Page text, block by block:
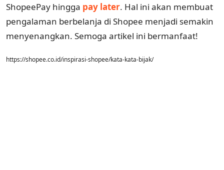
ShopeePay hingga pay later. Hal ini akan membuat
pengalaman berbelanja di Shopee menjadi semakin
menyenangkan. Semoga artikel ini bermanfaat!
https://shopee.co.id/inspirasi-shopee/kata-kata-bijak/